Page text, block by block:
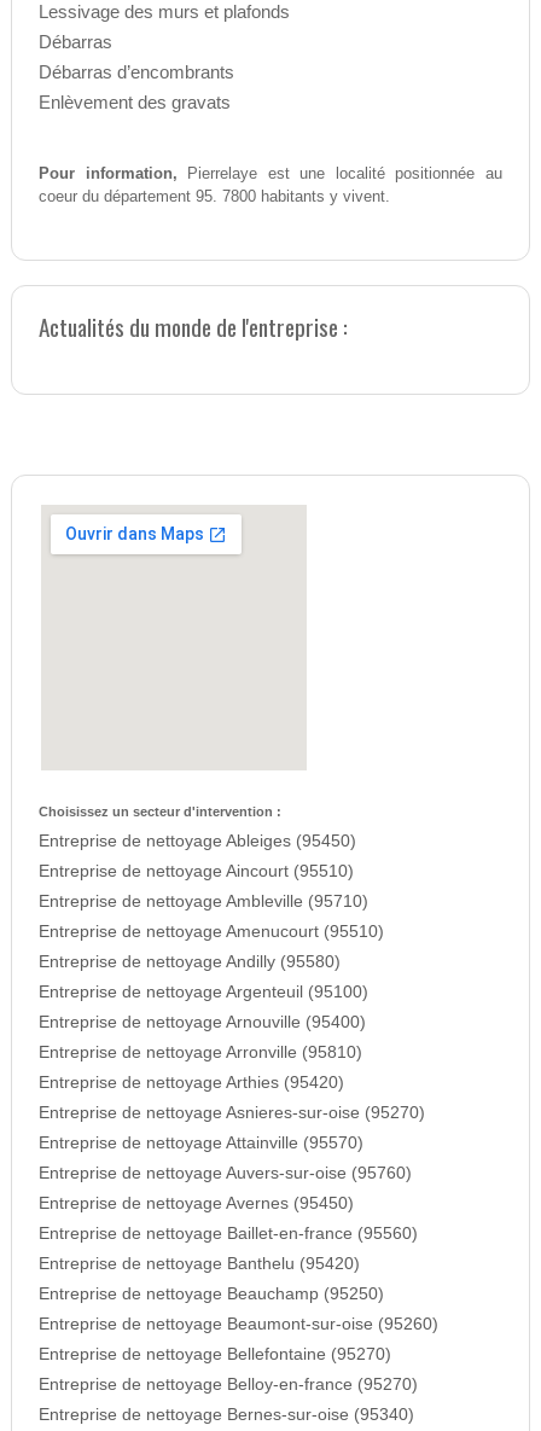
Lessivage des murs et plafonds
Débarras
Débarras d’encombrants
Enlèvement des gravats
Pour information, Pierrelaye est une localité positionnée au
coeur du département 95. 7800 habitants y vivent.
Actualités du monde de l'entreprise :
Choisissez un secteur d'intervention :
Entreprise de nettoyage Ableiges (95450)
Entreprise de nettoyage Aincourt (95510)
Entreprise de nettoyage Ambleville (95710)
Entreprise de nettoyage Amenucourt (95510)
Entreprise de nettoyage Andilly (95580)
Entreprise de nettoyage Argenteuil (95100)
Entreprise de nettoyage Arnouville (95400)
Entreprise de nettoyage Arronville (95810)
Entreprise de nettoyage Arthies (95420)
Entreprise de nettoyage Asnieres-sur-oise (95270)
Entreprise de nettoyage Attainville (95570)
Entreprise de nettoyage Auvers-sur-oise (95760)
Entreprise de nettoyage Avernes (95450)
Entreprise de nettoyage Baillet-en-france (95560)
Entreprise de nettoyage Banthelu (95420)
Entreprise de nettoyage Beauchamp (95250)
Entreprise de nettoyage Beaumont-sur-oise (95260)
Entreprise de nettoyage Bellefontaine (95270)
Entreprise de nettoyage Belloy-en-france (95270)
Entreprise de nettoyage Bernes-sur-oise (95340)